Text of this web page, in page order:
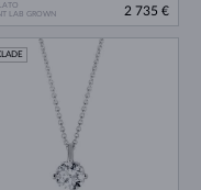
LAB GROWN
2 735 €